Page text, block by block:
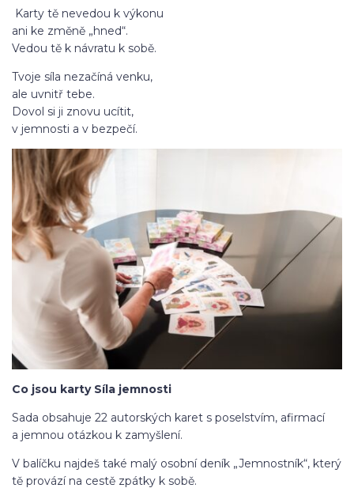
Karty tě nevedou k výkonu
ani ke změně „hned“.
Vedou tě k návratu k sobě.
Tvoje síla nezačíná venku,
ale uvnitř tebe.
Dovol si ji znovu ucítit,
v jemnosti a v bezpečí.
Co jsou karty Síla jemnosti
Sada obsahuje 22 autorských karet s poselstvím, afirmací
a jemnou otázkou k zamyšlení.
V balíčku najdeš také malý osobní deník „Jemnostník“, který
tě provází na cestě zpátky k sobě.